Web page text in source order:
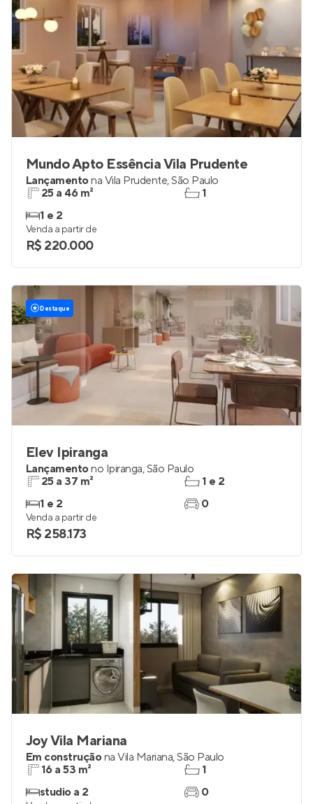
Mundo Apto Essência Vila Prudente
Lançamentona Vila Prudente,São Paulo
25 a 46 m²
1 e 2
1
Venda a partir de
R$ 220.000
Destaque
Elev Ipiranga
Lançamentono Ipiranga,São Paulo
25 a 37 m²
1 e 2
1 e 2
0
Venda a partir de
R$ 258.173
Joy Vila Mariana
Em construçãona Vila Mariana,São Paulo
16 a 53 m²
studio a 2
1
0